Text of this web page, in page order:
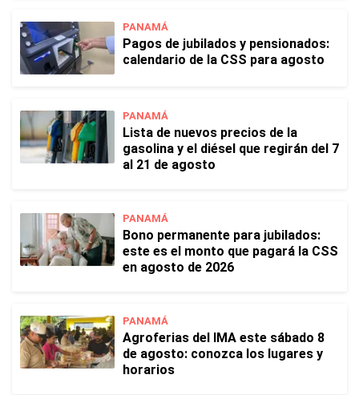
PANAMÁ
Pagos de jubilados y pensionados:
calendario de la CSS para agosto
PANAMÁ
Lista de nuevos precios de la
gasolina y el diésel que regirán del 7
al 21 de agosto
PANAMÁ
Bono permanente para jubilados:
este es el monto que pagará la CSS
en agosto de 2026
PANAMÁ
Agroferias del IMA este sábado 8
de agosto: conozca los lugares y
horarios